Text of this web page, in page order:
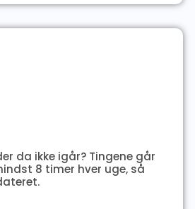
da ikke igår? Tingene går
8 timer hver uge, så